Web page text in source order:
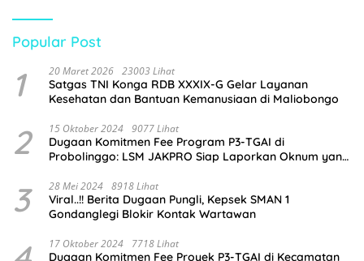
Popular Post
1 20 Maret 2026 23003 Lihat
Satgas TNI Konga RDB XXXIX-G Gelar Layanan
Kesehatan dan Bantuan Kemanusiaan di Maliobongo
2 15 Oktober 2024 9077 Lihat
Dugaan Komitmen Fee Program P3-TGAI di
Probolinggo: LSM JAKPRO Siap Laporkan Oknum yang
3 28 Mei 2024 8918 Lihat
Viral..!! Berita Dugaan Pungli, Kepsek SMAN 1
Gondanglegi Blokir Kontak Wartawan
17 Oktober 2024 7718 Lihat
Dugaan Komitmen Fee Proyek P3-TGAI di Kecamatan